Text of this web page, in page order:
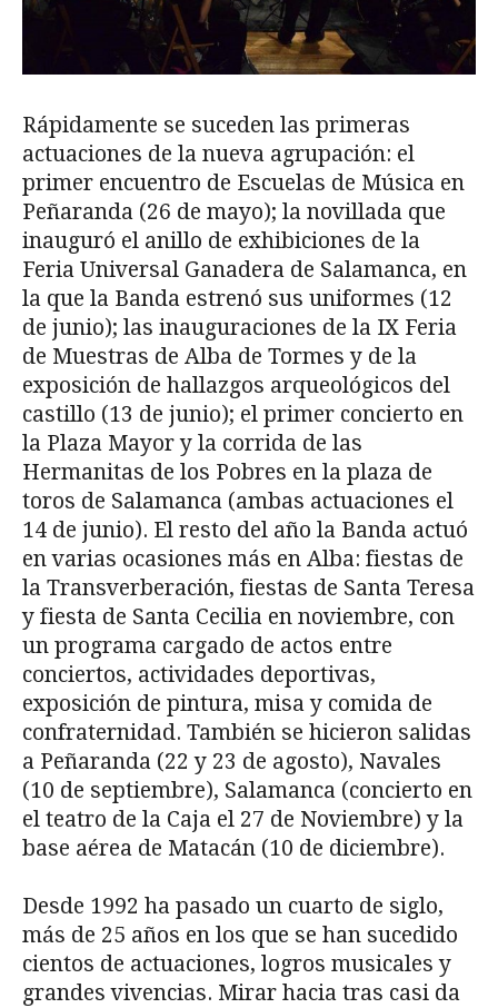
Rápidamente se suceden las primeras
actuaciones de la nueva agrupación: el
primer encuentro de Escuelas de Música en
Peñaranda (26 de mayo); la novillada que
inauguró el anillo de exhibiciones de la
Feria Universal Ganadera de Salamanca, en
la que la Banda estrenó sus uniformes (12
de junio); las inauguraciones de la IX Feria
de Muestras de Alba de Tormes y de la
exposición de hallazgos arqueológicos del
castillo (13 de junio); el primer concierto en
la Plaza Mayor y la corrida de las
Hermanitas de los Pobres en la plaza de
toros de Salamanca (ambas actuaciones el
14 de junio). El resto del año la Banda actuó
en varias ocasiones más en Alba: fiestas de
la Transverberación, fiestas de Santa Teresa
y fiesta de Santa Cecilia en noviembre, con
un programa cargado de actos entre
conciertos, actividades deportivas,
exposición de pintura, misa y comida de
confraternidad. También se hicieron salidas
a Peñaranda (22 y 23 de agosto), Navales
(10 de septiembre), Salamanca (concierto en
el teatro de la Caja el 27 de Noviembre) y la
base aérea de Matacán (10 de diciembre).
Desde 1992 ha pasado un cuarto de siglo,
más de 25 años en los que se han sucedido
cientos de actuaciones, logros musicales y
grandes vivencias. Mirar hacia tras casi da